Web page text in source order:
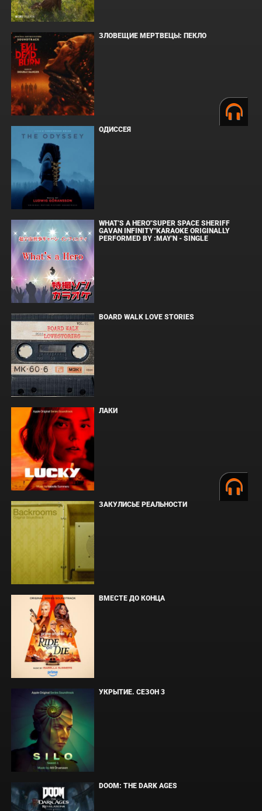
ЗЛОВЕЩИЕ МЕРТВЕЦЫ: ПЕКЛО
ОДИССЕЯ
WHAT'S A HERO"SUPER SPACE SHERIFF
GAVAN INFINITY"KARAOKE ORIGINALLY
PERFORMED BY :MAY'N - SINGLE
BOARD WALK LOVE STORIES
ЛАКИ
ЗАКУЛИСЬЕ РЕАЛЬНОСТИ
ВМЕСТЕ ДО КОНЦА
УКРЫТИЕ. СЕЗОН 3
DOOM: THE DARK AGES